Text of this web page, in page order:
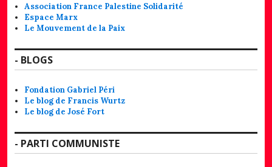
Association France Palestine Solidarité
Espace Marx
Le Mouvement de la Paix
- BLOGS
Fondation Gabriel Péri
Le blog de Francis Wurtz
Le blog de José Fort
- PARTI COMMUNISTE